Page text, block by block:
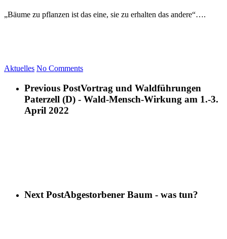
„Bäume zu pflanzen ist das eine, sie zu erhalten das andere“….
Aktuelles No Comments
Previous PostVortrag und Waldführungen
Paterzell (D) - Wald-Mensch-Wirkung am 1.-3.
April 2022
Next PostAbgestorbener Baum - was tun?